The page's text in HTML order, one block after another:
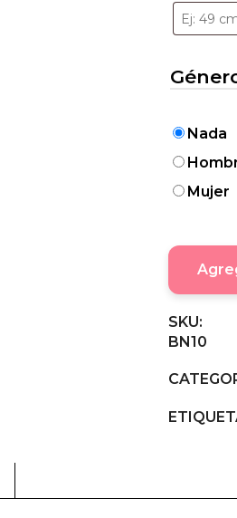
Nada
Mujer
SKU:
BN10